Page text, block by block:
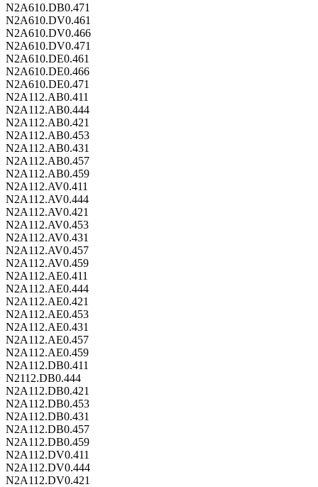
N2A610.DB0.471
N2A610.DV0.461
N2A610.DV0.466
N2A610.DV0.471
N2A610.DE0.461
N2A610.DE0.466
N2A610.DE0.471
N2A112.AB0.411
N2A112.AB0.444
N2A112.AB0.421
N2A112.AB0.453
N2A112.AB0.431
N2A112.AB0.457
N2A112.AB0.459
N2A112.AV0.411
N2A112.AV0.444
N2A112.AV0.421
N2A112.AV0.453
N2A112.AV0.431
N2A112.AV0.457
N2A112.AV0.459
N2A112.AE0.411
N2A112.AE0.444
N2A112.AE0.421
N2A112.AE0.453
N2A112.AE0.431
N2A112.AE0.457
N2A112.AE0.459
N2A112.DB0.411
N2112.DB0.444
N2A112.DB0.421
N2A112.DB0.453
N2A112.DB0.431
N2A112.DB0.457
N2A112.DB0.459
N2A112.DV0.411
N2A112.DV0.444
N2A112.DV0.421